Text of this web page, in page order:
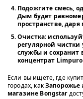
Подожгите смесь,
Дым будет
пространстве,
Очистка:
регулярной чистки
службы и
концентрат Limpuro
Если вы ищете, где
городах, какЗапорожье
магазине Bongstar